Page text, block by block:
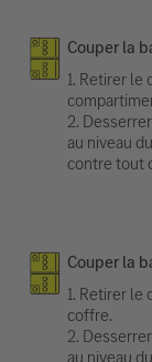
Couper la
1. Retirer le
2.
au niveau
contre tout
Couper la
1. Retirer le
coffre.
2.
au niveau